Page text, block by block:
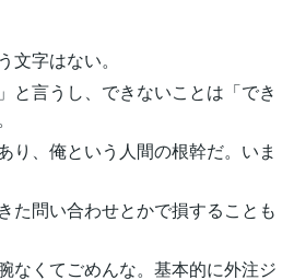
字はない。
と言うし、できないことは「でき
り、俺という人間の根幹だ。いま
た問い合わせとかで損することも
なくてごめんな。基本的に外注ジ